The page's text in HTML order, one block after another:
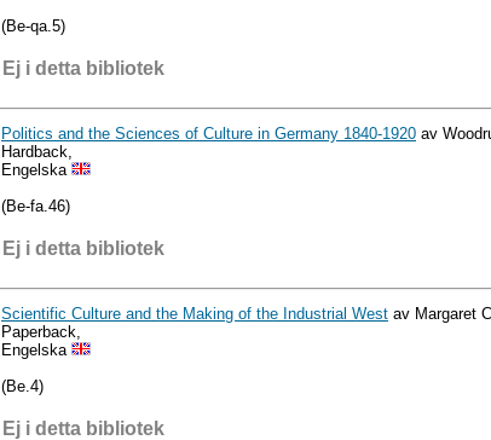
(Be-qa.5)
Ej i detta bibliotek
Politics and the Sciences of Culture in Germany 1840-1920 av
Hardback,
Engelska
(Be-fa.46)
Ej i detta bibliotek
Scientific Culture and the Making of the Industrial West av Margaret
Paperback,
Engelska
(Be.4)
Ej i detta bibliotek